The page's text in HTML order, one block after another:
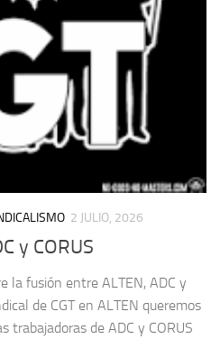
2 JULIO, 2026
y CORUS
la fusión entre ALTEN, ADC y
de CGT en ALTEN queremos
trabajadoras de ADC y CORUS